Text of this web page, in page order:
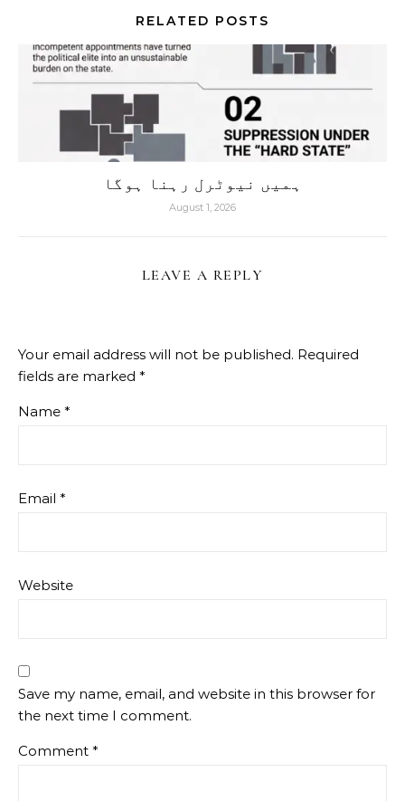
RELATED POSTS
ہمیں نیوٹرل رہنا ہوگا
August 1, 2026
LEAVE A REPLY
Your email address will not be published. Required
fields are marked *
Name *
Email *
Website
Save my name, email, and website in this browser for
the next time I comment.
Comment *